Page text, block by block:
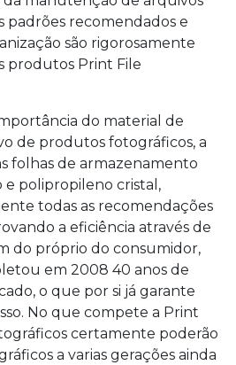
padrões recomendados e
são rigorosamente
produtos Print File
do material de
de produtos fotográficos, a
folhas de armazenamento
polipropileno cristal,
todas as recomendações
a eficiência através de
do próprio do consumidor,
em 2008 40 anos de
o que por si já garante
No que compete a Print
certamente poderão
a varias gerações ainda